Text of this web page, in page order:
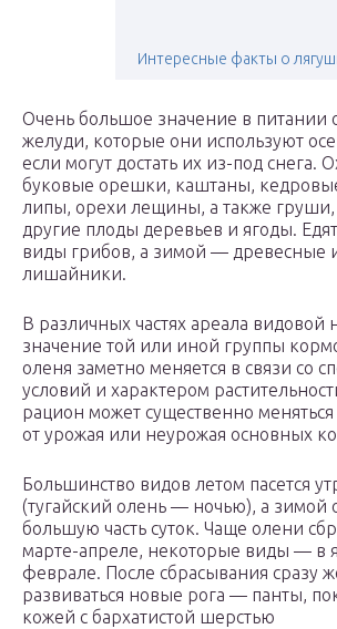
Интересные факты о
Очень большое значение в питании
желуди, которые они используют
если могут достать их из-под снега.
буковые орешки, каштаны,
липы, орехи лещины, а также груши,
другие плоды деревьев и ягоды.
виды грибов, а зимой — древесные
лишайники.
В различных частях ареала видовой
значение той или иной группы
оленя заметно меняется в связи со
условий и характером
рацион может существенно
от урожая или неурожая основных
Большинство видов летом пасется
(тугайский олень — ночью), а зимой
большую часть суток. Чаще олени
марте-апреле, некоторые виды — в
феврале. После сбрасывания сразу
развиваться новые рога — панты,
кожей с бархатистой шерстью